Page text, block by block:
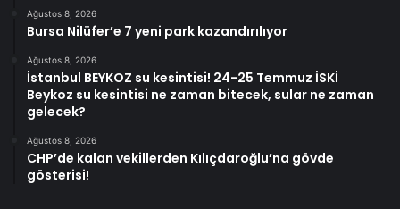
Ağustos 8, 2026
Bursa Nilüfer’e 7 yeni park kazandırılıyor
Ağustos 8, 2026
İstanbul BEYKOZ su kesintisi! 24-25 Temmuz İSKİ
Beykoz su kesintisi ne zaman bitecek, sular ne zaman
gelecek?
Ağustos 8, 2026
CHP’de kalan vekillerden Kılıçdaroğlu’na gövde
gösterisi!